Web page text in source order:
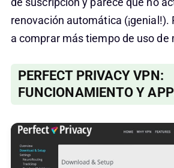
renovación automática (¡genial!).
a comprar más tiempo de uso de
PERFECT PRIVACY VPN:
FUNCIONAMIENTO Y